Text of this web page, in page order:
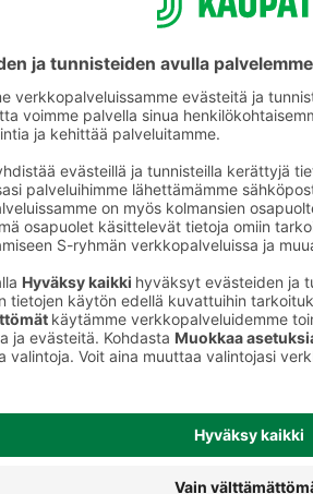
Koruaskartelu